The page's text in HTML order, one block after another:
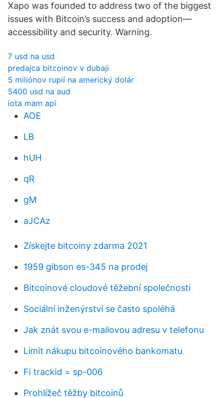
Xapo was founded to address two of the biggest
issues with Bitcoin’s success and adoption—
accessibility and security. Warning.
7 usd na usd
predajca bitcoinov v dubaji
5 miliónov rupií na americký dolár
5400 usd na aud
iota mam api
AOE
LB
hUH
qR
gM
aJCAz
Získejte bitcoiny zdarma 2021
1959 gibson es-345 na prodej
Bitcoinové cloudové těžební společnosti
Sociální inženýrství se často spoléhá
Jak znát svou e-mailovou adresu v telefonu
Limit nákupu bitcoinového bankomatu
Fi trackid = sp-006
Prohlížeč těžby bitcoinů